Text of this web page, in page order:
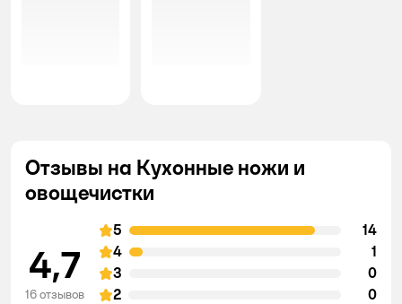
Отзывы на Кухонные ножи и
овощечистки
4,7
16 отзывов
5
14
4
1
3
0
2
0